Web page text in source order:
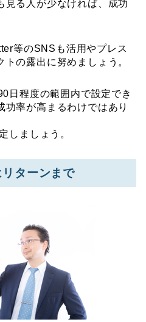
見る人が少なければ、成功
等のSNSも活用やプレス
の露出に努めましょう。
日程度の範囲内で設定でき
功率が高まるわけではあり
しましょう。
ターンまで